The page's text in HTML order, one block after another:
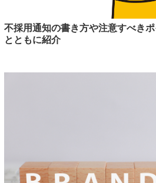
不採用通知の書き方や注意すべき
とともに紹介